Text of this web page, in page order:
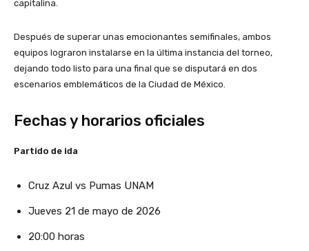
capitalina.
Después de superar unas emocionantes semifinales, ambos
equipos lograron instalarse en la última instancia del torneo,
dejando todo listo para una final que se disputará en dos
escenarios emblemáticos de la Ciudad de México.
Fechas y horarios oficiales
Partido de ida
Cruz Azul vs Pumas UNAM
Jueves 21 de mayo de 2026
20:00 horas